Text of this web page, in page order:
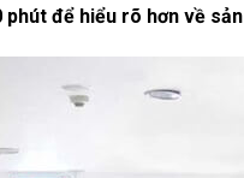
để hiểu rõ hơn về